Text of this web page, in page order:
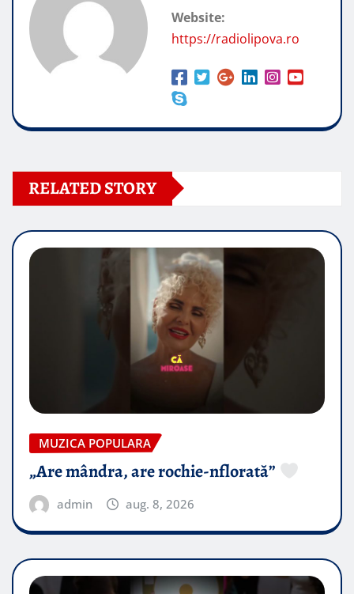
Website:
https://radiolipova.ro
RELATED STORY
MUZICA POPULARA
„Are mândra, are rochie-nflorată”
admin aug. 8, 2026